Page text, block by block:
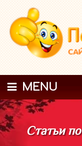
MENU
Статьи